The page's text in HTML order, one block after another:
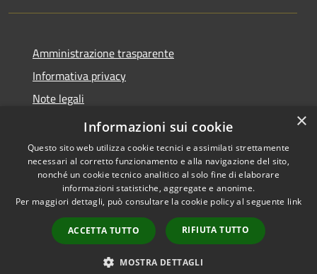
Amministrazione trasparente
Informativa privacy
Note legali
Dichiarazione di accessibilità
Accessibilità
Copyright © 2026 • Città di
Erice • Powered by
Municipium•
Accesso
redazione
×
Informazioni sui cookie
Questo sito web utilizza cookie tecnici e assimilati strettamente
necessari al corretto funzionamento e alla navigazione del sito,
nonché un cookie tecnico analitico al solo fine di elaborare
informazioni statistiche, aggregate e anonime.
Per maggiori dettagli, può consultare la cookie policy al seguente link
ACCETTA TUTTO RIFIUTA TUTTO
MOSTRA DETTAGLI